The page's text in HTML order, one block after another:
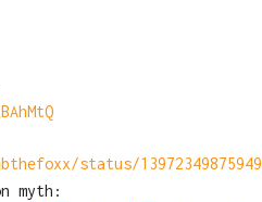
status/
myth: